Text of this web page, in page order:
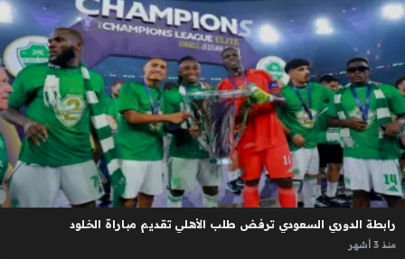
رابطة الدوري السعودي ترفض طلب الأهلي تقديم مباراة الخلود
منذ 3 أشهر